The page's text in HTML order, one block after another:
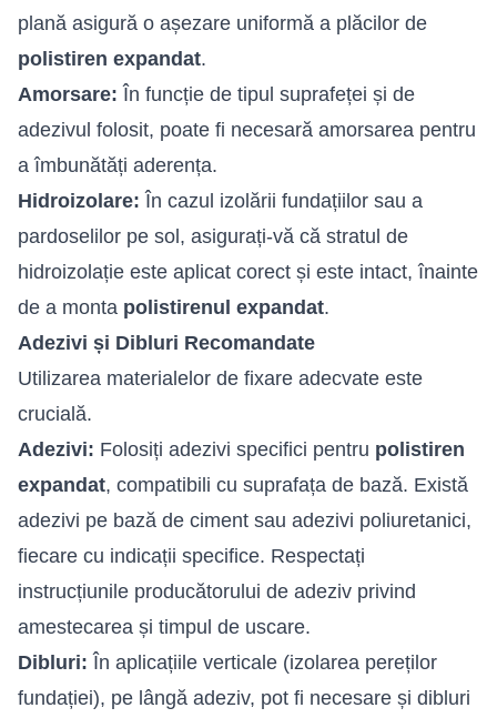
plană asigură o așezare uniformă a plăcilor de
polistiren expandat.
Amorsare: În funcție de tipul suprafeței și de
adezivul folosit, poate fi necesară amorsarea pentru
a îmbunătăți aderența.
Hidroizolare: În cazul izolării fundațiilor sau a
pardoselilor pe sol, asigurați-vă că stratul de
hidroizolație este aplicat corect și este intact, înainte
de a monta polistirenul expandat.
Adezivi și Dibluri Recomandate
Utilizarea materialelor de fixare adecvate este
crucială.
Adezivi: Folosiți adezivi specifici pentru polistiren
expandat, compatibili cu suprafața de bază. Există
adezivi pe bază de ciment sau adezivi poliuretanici,
fiecare cu indicații specifice. Respectați
instrucțiunile producătorului de adeziv privind
amestecarea și timpul de uscare.
Dibluri: În aplicațiile verticale (izolarea pereților
fundației), pe lângă adeziv, pot fi necesare și dibluri